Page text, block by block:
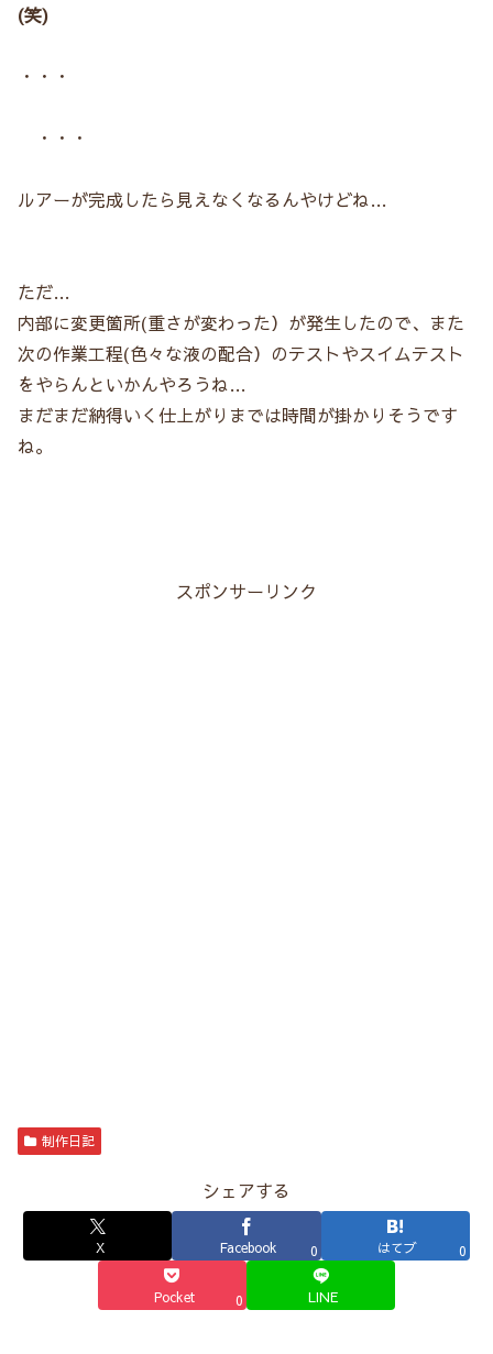
(笑)
・・・
・・・
ルアーが完成したら見えなくなるんやけどね…
ただ…
内部に変更箇所(重さが変わった）が発生したので、また
次の作業工程(色々な液の配合）のテストやスイムテスト
をやらんといかんやろうね…
まだまだ納得いく仕上がりまでは時間が掛かりそうです
ね。
スポンサーリンク
制作日記
シェアする
X Facebook 0 はてブ 0
Pocket 0 LINE